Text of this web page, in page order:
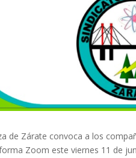
de Zárate convoca a los
Zoom este viernes 11 de